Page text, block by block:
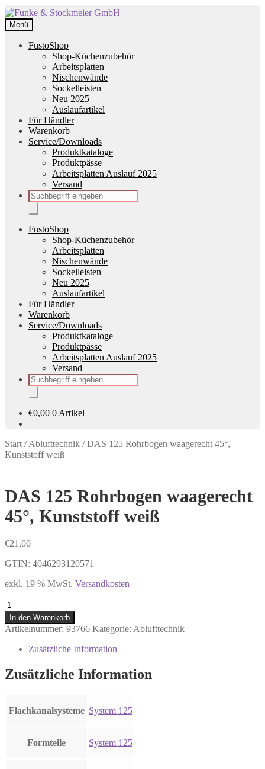
Zur
Navigation
springen
Zum
Inhalt
springen
Menü
FustoShop
Shop-Küchenzubehör
Arbeitsplatten
Nischenwände
Sockelleisten
Neu 2025
Auslaufartikel
Für Händler
Warenkorb
Service/Downloads
Produktkataloge
Produktpässe
Arbeitsplatten Auslauf 2025
Versand
Products
search
FustoShop
Shop-Küchenzubehör
Arbeitsplatten
Nischenwände
Sockelleisten
Neu 2025
Auslaufartikel
Für Händler
Warenkorb
Service/Downloads
Produktkataloge
Produktpässe
Arbeitsplatten Auslauf 2025
Versand
Products
search
€0,00 0 Artikel
Start /Ablufttechnik /DAS 125 Rohrbogen waagerecht 45°,
Kunststoff weiß
DAS 125 Rohrbogen waagerecht
45°, Kunststoff weiß
€21,00
GTIN: 4046293120571
exkl. 19 % MwSt. Versandkosten
DAS
125
Rohrbogen
waagerecht
45°,
Kunststoff
weiß
Menge
In den Warenkorb
Artikelnummer: 93766 Kategorie: Ablufttechnik
Zusätzliche Information
Zusätzliche Information
Flachkanalsysteme System 125
Formteile System 125